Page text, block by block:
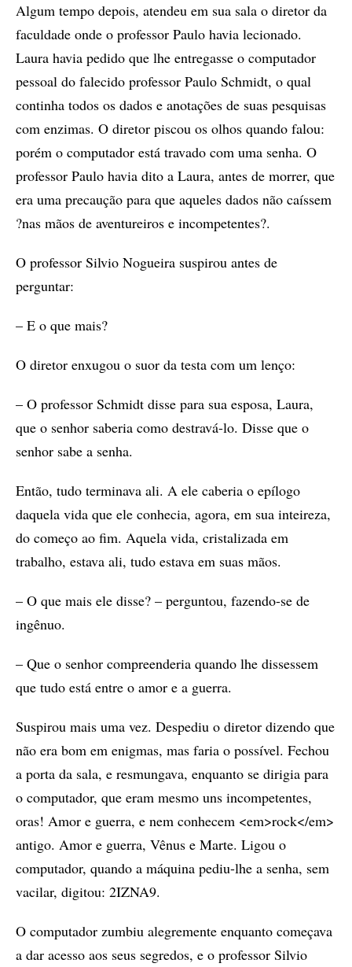
Algum tempo depois, atendeu em sua sala o diretor da
faculdade onde o professor Paulo havia lecionado.
Laura havia pedido que lhe entregasse o computador
pessoal do falecido professor Paulo Schmidt, o qual
continha todos os dados e anotações de suas pesquisas
com enzimas. O diretor piscou os olhos quando falou:
porém o computador está travado com uma senha. O
professor Paulo havia dito a Laura, antes de morrer, que
era uma precaução para que aqueles dados não caíssem
?nas mãos de aventureiros e incompetentes?.
O professor Silvio Nogueira suspirou antes de
perguntar:
– E o que mais?
O diretor enxugou o suor da testa com um lenço:
– O professor Schmidt disse para sua esposa, Laura,
que o senhor saberia como destravá-lo. Disse que o
senhor sabe a senha.
Então, tudo terminava ali. A ele caberia o epílogo
daquela vida que ele conhecia, agora, em sua inteireza,
do começo ao fim. Aquela vida, cristalizada em
trabalho, estava ali, tudo estava em suas mãos.
– O que mais ele disse? – perguntou, fazendo-se de
ingênuo.
– Que o senhor compreenderia quando lhe dissessem
que tudo está entre o amor e a guerra.
Suspirou mais uma vez. Despediu o diretor dizendo que
não era bom em enigmas, mas faria o possível. Fechou
a porta da sala, e resmungava, enquanto se dirigia para
o computador, que eram mesmo uns incompetentes,
oras! Amor e guerra, e nem conhecem <em>rock</em>
antigo. Amor e guerra, Vênus e Marte. Ligou o
computador, quando a máquina pediu-lhe a senha, sem
vacilar, digitou: 2IZNA9.
O computador zumbiu alegremente enquanto começava
a dar acesso aos seus segredos, e o professor Silvio